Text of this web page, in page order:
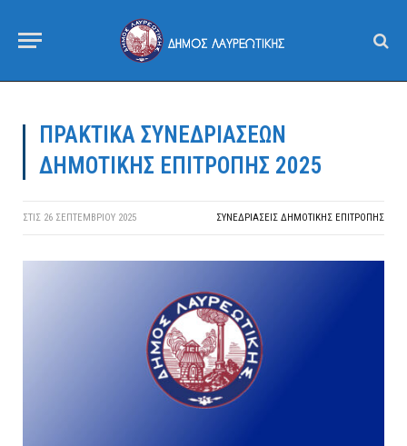
ΠΡΑΚΤΙΚΑ ΣΥΝΕΔΡΙΑΣΕΩΝ
ΔΗΜΟΤΙΚΗΣ ΕΠΙΤΡΟΠΗΣ 2025
ΣΤΙΣ 26 ΣΕΠΤΕΜΒΡΊΟΥ 2025 ΣΥΝΕΔΡΙΆΣΕΙΣ ΔΗΜΟΤΙΚΉΣ ΕΠΙΤΡΟΠΉΣ